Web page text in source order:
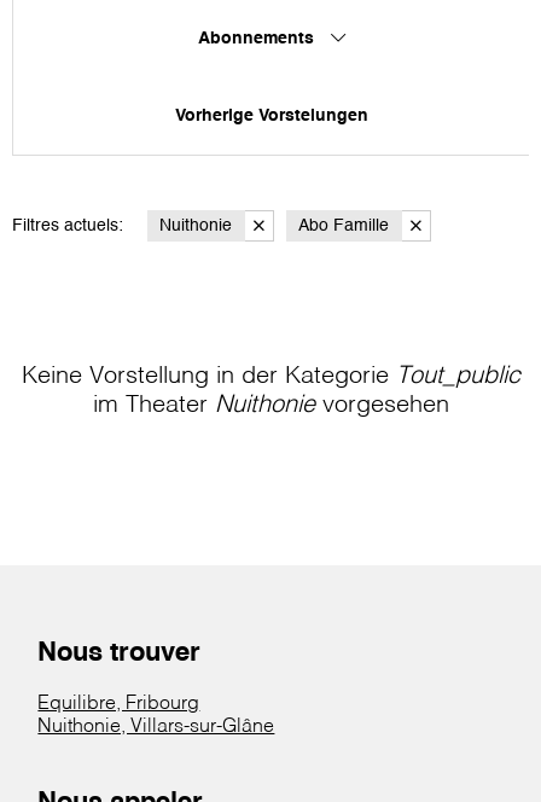
Abonnements
Vorherige Vorstelungen
Filtres actuels: Nuithonie Abo Famille
Keine Vorstellung in der Kategorie Tout_public
im Theater Nuithonievorgesehen
Nous trouver
Equilibre, Fribourg
Nuithonie, Villars-sur-Glâne